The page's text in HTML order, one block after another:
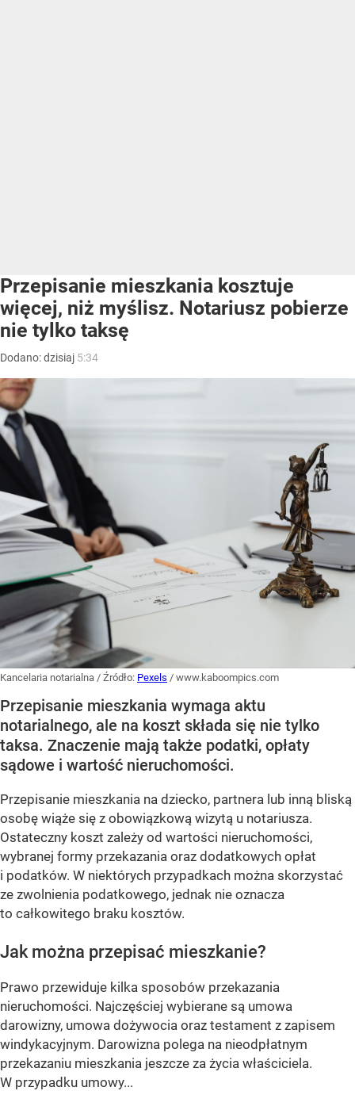
Przepisanie mieszkania kosztuje
więcej, niż myślisz. Notariusz pobierze
nie tylko taksę
Dodano:dzisiaj 5:34
Kancelaria notarialna / Źródło: Pexels / www.kaboompics.com
Przepisanie mieszkania wymaga aktu
notarialnego, ale na koszt składa się nie tylko
taksa. Znaczenie mają także podatki, opłaty
sądowe i wartość nieruchomości.
Przepisanie mieszkania na dziecko, partnera lub inną bliską
osobę wiąże się z obowiązkową wizytą u notariusza.
Ostateczny koszt zależy od wartości nieruchomości,
wybranej formy przekazania oraz dodatkowych opłat
i podatków. W niektórych przypadkach można skorzystać
ze zwolnienia podatkowego, jednak nie oznacza
to całkowitego braku kosztów.
Jak można przepisać mieszkanie?
Prawo przewiduje kilka sposobów przekazania
nieruchomości. Najczęściej wybierane są umowa
darowizny, umowa dożywocia oraz testament z zapisem
windykacyjnym. Darowizna polega na nieodpłatnym
przekazaniu mieszkania jeszcze za życia właściciela.
W przypadku umowy...